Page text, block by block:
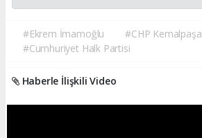
#Ekrem İmamoğlu
#CHP Kemalpaşa
#Cumhuriyet Halk Partisi
Haberle İlişkili Video